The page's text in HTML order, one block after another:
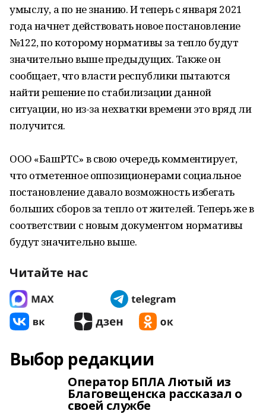
умыслу, а по не знанию. И теперь с января 2021
года начнет действовать новое постановление
№122, по которому нормативы за тепло будут
значительно выше предыдущих. Также он
сообщает, что власти республики пытаются
найти решение по стабилизации данной
ситуации, но из-за нехватки времени это вряд ли
получится.
ООО «БашРТС» в свою очередь комментирует,
что отметенное оппозиционерами социальное
постановление давало возможность избегать
больших сборов за тепло от жителей. Теперь же в
соответствии с новым документом нормативы
будут значительно выше.
Читайте нас
Выбор редакции
Оператор БПЛА Лютый из
Благовещенска рассказал о
своей службе